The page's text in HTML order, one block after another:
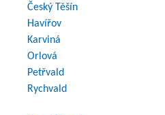
Český Těšín
Havířov
Karviná
Orlová
Petřvald
Rychvald